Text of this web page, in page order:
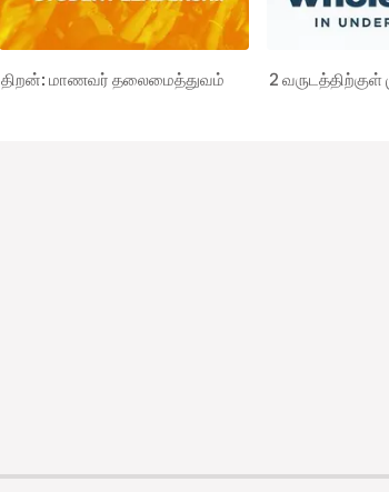
திறன்: மாணவர் தலைமைத்துவம் 2 வருடத்திற்குள்